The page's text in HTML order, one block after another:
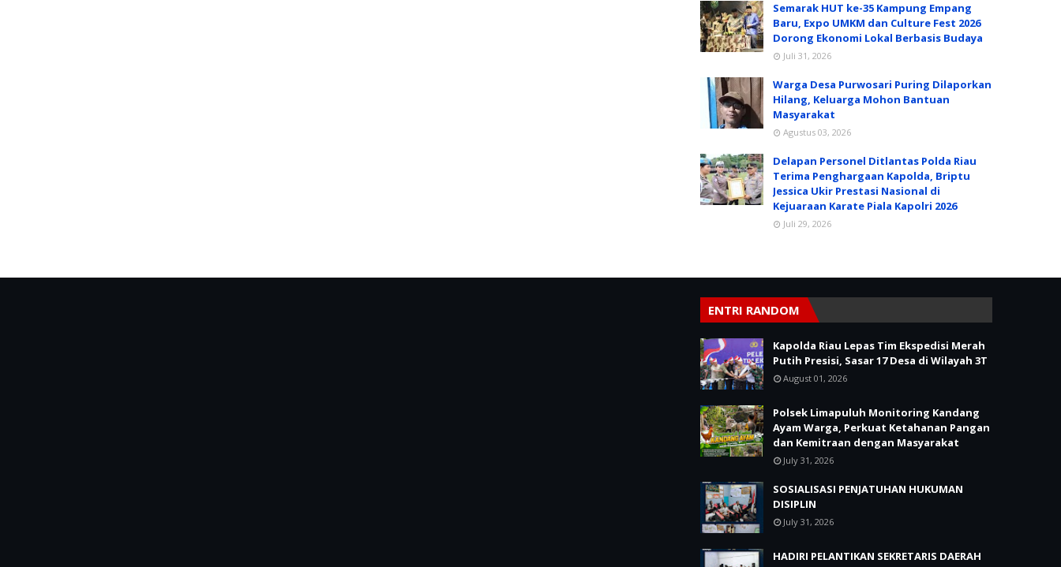
Semarak HUT ke-35 Kampung Empang
Baru, Expo UMKM dan Culture Fest 2026
Dorong Ekonomi Lokal Berbasis Budaya
Juli 31, 2026
Warga Desa Purwosari Puring Dilaporkan
Hilang, Keluarga Mohon Bantuan
Masyarakat
Agustus 03, 2026
Delapan Personel Ditlantas Polda Riau
Terima Penghargaan Kapolda, Briptu
Jessica Ukir Prestasi Nasional di
Kejuaraan Karate Piala Kapolri 2026
Juli 29, 2026
ENTRI RANDOM
Kapolda Riau Lepas Tim Ekspedisi Merah
Putih Presisi, Sasar 17 Desa di Wilayah 3T
August 01, 2026
Polsek Limapuluh Monitoring Kandang
Ayam Warga, Perkuat Ketahanan Pangan
dan Kemitraan dengan Masyarakat
July 31, 2026
SOSIALISASI PENJATUHAN HUKUMAN
DISIPLIN
July 31, 2026
HADIRI PELANTIKAN SEKRETARIS DAERAH